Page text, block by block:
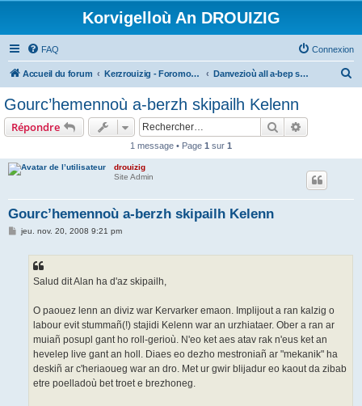
Korvigelloù An DROUIZIG
FAQ Connexion
Accueil du forum Kerzrouizig - Foromoù An Drouizig Danvezioù all a-bep seurt
Gourc’hemennoù a-berzh skipailh Kelenn
Répondre Rechercher
1 message • Page 1 sur 1
drouizig
Site Admin
Gourc’hemennoù a-berzh skipailh Kelenn
Mjeu. nov. 20, 2008 9:21 pm
Salud dit Alan ha d'az skipailh,
O paouez lenn an diviz war Kervarker emaon. Implijout a ran kalzig o
labour evit stummañ(!) stajidi Kelenn war an urzhiataer. Ober a ran ar
muiañ posupl gant ho roll-gerioù. N'eo ket aes atav rak n'eus ket an
hevelep live gant an holl. Diaes eo dezho mestroniañ ar "mekanik" ha
deskiñ ar c'heriaoueg war an dro. Met ur gwir blijadur eo kaout da zibab
etre poelladoù bet troet e brezhoneg.